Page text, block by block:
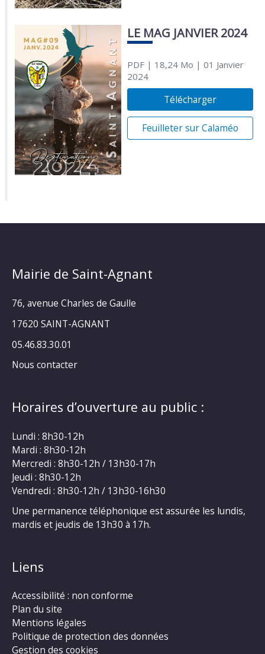
LE MAG JANVIER 2024
PDF| 18,24 Mo | 01 Janvier
2024
Télécharger
Feuilleter sur Calaméo
Mairie de Saint-Agnant
76, avenue Charles de Gaulle
17620 SAINT-AGNANT
05.46.83.30.01
Nous contacter
Horaires d’ouverture au public :
Lundi : 8h30-12h
Mardi : 8h30-12h
Mercredi : 8h30-12h / 13h30-17h
Jeudi : 8h30-12h
Vendredi : 8h30-12h / 13h30-16h30
Une permanence téléphonique est assurée les lundis,
mardis et jeudis de 13h30 à 17h.
Liens
Accessibilité : non conforme
Plan du site
Mentions légales
Politique de protection des données
Gestion des cookies